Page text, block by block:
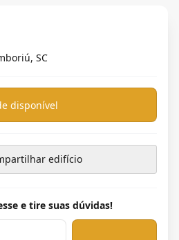
SC
disponível
edifício
e tire suas dúvidas!